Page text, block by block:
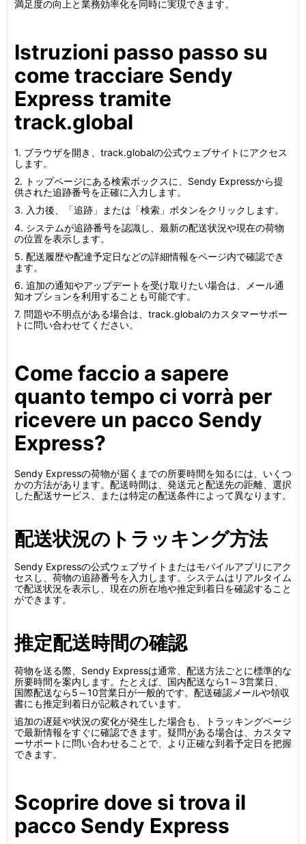
満足度の向上と業務効率化を同時に実現できます。
Istruzioni passo passo su
come tracciare Sendy
Express tramite
track.global
1. ブラウザを開き、track.globalの公式ウェブサイトにアクセス
します。
2. トップページにある検索ボックスに、Sendy Expressから提
供された追跡番号を正確に入力します。
3. 入力後、「追跡」または「検索」ボタンをクリックします。
4. システムが追跡番号を認識し、最新の配送状況や現在の荷物
の位置を表示します。
5. 配送履歴や配達予定日などの詳細情報をページ内で確認でき
ます。
6. 追加の通知やアップデートを受け取りたい場合は、メール通
知オプションを利用することも可能です。
7. 問題や不明点がある場合は、track.globalのカスタマーサポー
トに問い合わせてください。
Come faccio a sapere
quanto tempo ci vorrà per
ricevere un pacco Sendy
Express?
Sendy Expressの荷物が届くまでの所要時間を知るには、いくつ
かの方法があります。配送時間は、発送元と配送先の距離、選択
した配送サービス、または特定の配送条件によって異なります。
配送状況のトラッキング方法
Sendy Expressの公式ウェブサイトまたはモバイルアプリにアク
セスし、荷物の追跡番号を入力します。システムはリアルタイム
で配送状況を表示し、現在の所在地や推定到着日を確認すること
ができます。
推定配送時間の確認
荷物を送る際、Sendy Expressは通常、配送方法ごとに標準的な
所要時間を案内します。たとえば、国内配送なら1～3営業日、
国際配送なら5～10営業日が一般的です。配送確認メールや領収
書にも推定到着日が記載されています。
追加の遅延や状況の変化が発生した場合も、トラッキングページ
で最新情報をすぐに確認できます。疑問がある場合は、カスタマ
ーサポートに問い合わせることで、より正確な到着予定日を把握
できます。
Scoprire dove si trova il
pacco Sendy Express